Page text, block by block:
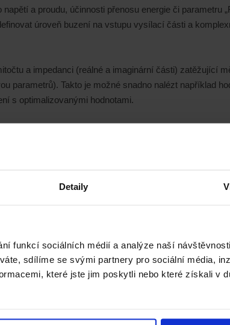
Detaily
funkcí sociálních médií a analýze naší
sdílíme se svými partnery pro sociální média,
které jste jim poskytli nebo které získali v
a proudu, účinnosti přenosu energie či parametru
úroveň buzení na vstupu vysílací části a
a impedanci (reálné a imaginární části) zatěžující
parametrů). Takto je možné snadno nalézt například
s optimalizovanými hodnotami.